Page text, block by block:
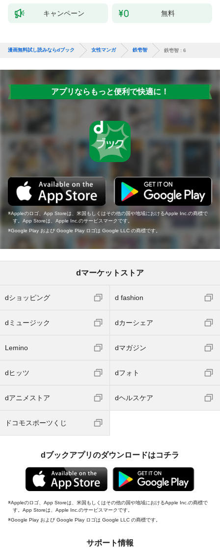
キャンペーン 無料
漫画無料試し読みならdブック 女性マンガ 鉄壱智 鉄壱智 : 6
アプリならもっと便利で快適に！
Appleのロゴ、App Storeは、米国もしくはその他の国や地域におけるApple Inc.の商標で
す。App Storeは、Apple Inc.のサービスマークです。
Google Play および Google Play ロゴは Google LLC の商標です。
dマーケットストア
dショッピング d fashion
dミュージック dカーシェア
Lemino dマガジン
dヒッツ dフォト
dアニメストア dヘルスケア
ドコモスポーツくじ
dブックアプリのダウンロードはコチラ
Appleのロゴ、App Storeは、米国もしくはその他の国や地域におけるApple Inc.の商標で
す。App Storeは、Apple Inc.のサービスマークです。
Google Play および Google Play ロゴは Google LLC の商標です。
サポート情報